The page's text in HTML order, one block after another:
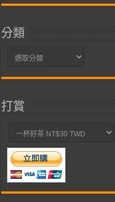
分類
分
打賞